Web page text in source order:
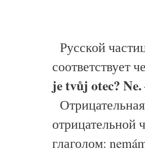
Русской
соответствует
je tvůj otec?
отрицательной
глаголом: